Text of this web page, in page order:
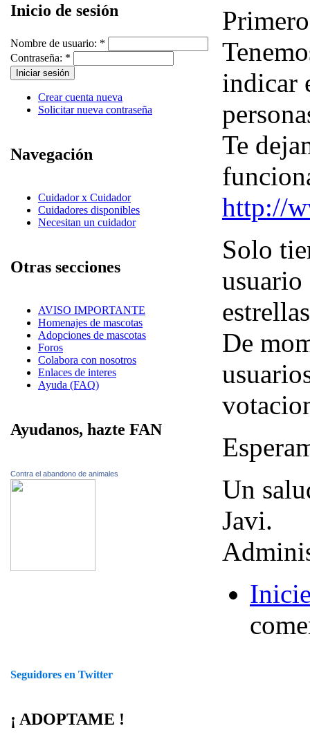
Inicio de sesión
Nombre de usuario: *
Contraseña: *
Crear cuenta nueva
Solicitar nueva contraseña
Navegación
Cuidador x Cuidador
Cuidadores disponibles
Necesitan un cuidador
Otras secciones
AVISO IMPORTANTE
Homenajes de mascotas
Adopciones de mascotas
Foros
Colabora con nosotros
Enlaces de interes
Ayuda (FAQ)
Ayudanos, hazte FAN
Contra el abandono de animales
Seguidores en Twitter
¡ ADOPTAME !
indicar
Te
http://
Solo
usuario
De
Un
Javi.